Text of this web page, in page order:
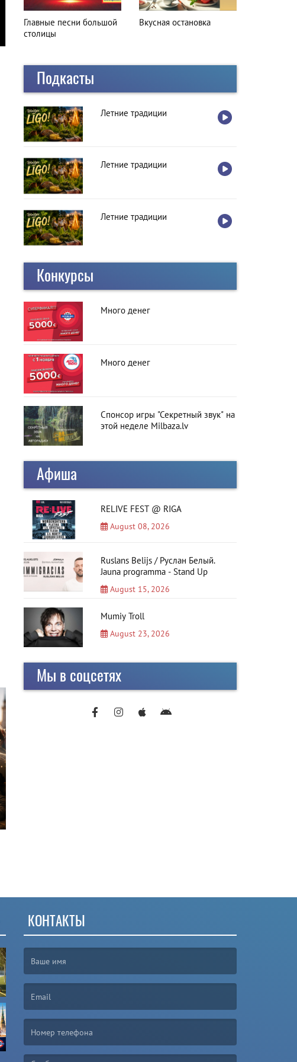
Главные песни большой
столицы
Вкусная остановка
Подкасты
Летние традиции
Летние традиции
Летние традиции
Конкурсы
Много денег
Много денег
Спонсор игры "Секретный звук" на
этой неделе Milbaza.lv
Афиша
RELIVE FEST @ RIGA
August 08, 2026
Ruslans Belijs / Руслан Белый.
Jauna programma - Stand Up
August 15, 2026
Mumiy Troll
August 23, 2026
Мы в соцсетях
КОНТАКТЫ